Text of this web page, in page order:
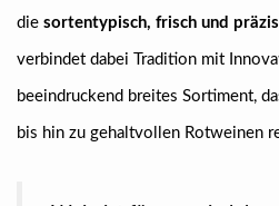
die sortentypisch, frisch und
verbindet dabei Tradition mit
beeindruckend breites Sortiment,
bis hin zu gehaltvollen Rotweinen